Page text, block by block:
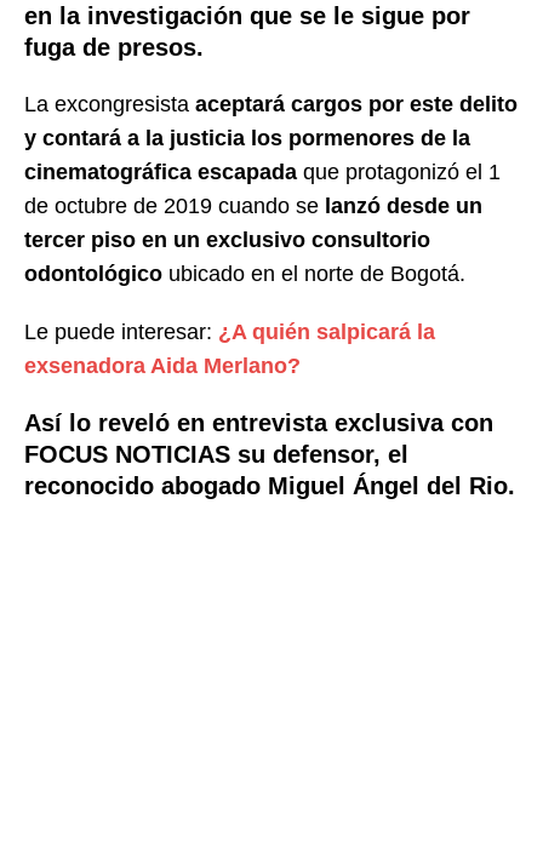
en la investigación que se le sigue por
fuga de presos.
La excongresista aceptará cargos por este delito
y contará a la justicia los pormenores de la
cinematográfica escapada que protagonizó el 1
de octubre de 2019 cuando se lanzó desde un
tercer piso en un exclusivo consultorio
odontológico ubicado en el norte de Bogotá.
Le puede interesar: ¿A quién salpicará la
exsenadora Aida Merlano?
Así lo reveló en entrevista exclusiva con
FOCUS NOTICIAS su defensor, el
reconocido abogado Miguel Ángel del Rio.